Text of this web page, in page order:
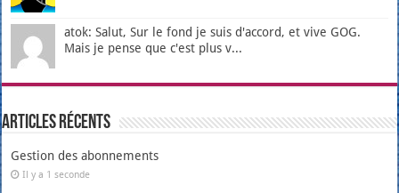
atok: Salut, Sur le fond je suis d'accord, et vive GOG.
Mais je pense que c'est plus v...
Articles récents
Gestion des abonnements
Il y a 1 seconde